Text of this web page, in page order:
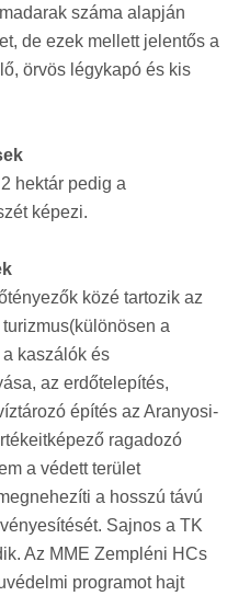
száma alapján
de ezek mellett jelentős a
örvös légykapó és kis
hektár pedig a
képezi.
közé tartozik az
a
kaszálók és
az erdőtelepítés,
építés az Aranyosi-
ragadozó
a védett terület
a hosszú távú
Sajnos a TK
Az MME Zempléni HCs
programot hajt